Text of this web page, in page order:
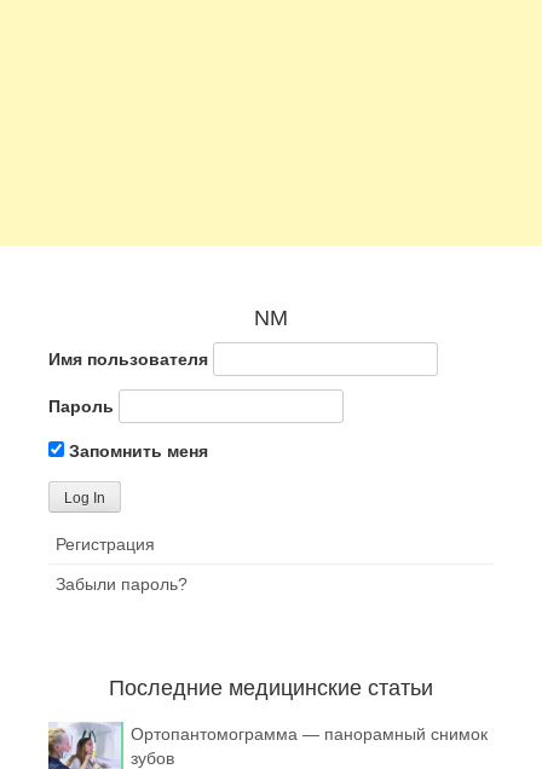
NM
Имя пользователя
Пароль
Запомнить меня
Регистрация
Забыли пароль?
Последние медицинские статьи
Ортопантомограмма — панорамный снимок
зубов